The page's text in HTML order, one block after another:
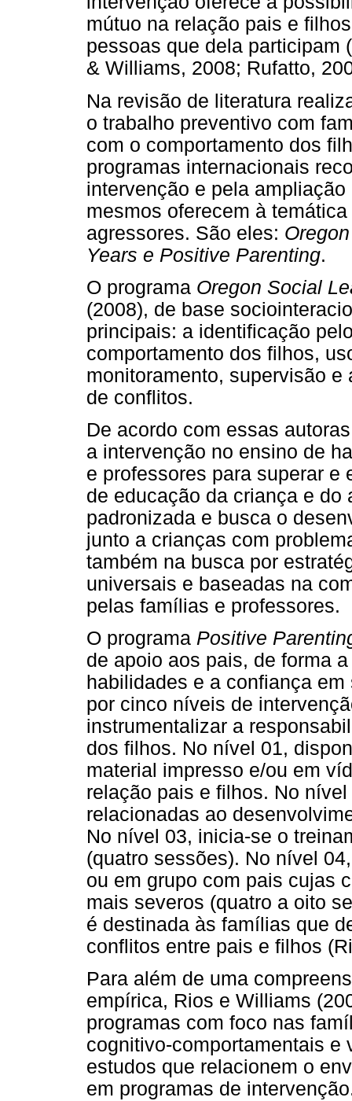
mútuo na relação pais e
pessoas que dela participam
& Williams, 2008; Rufatto,
Na revisão de literatura
o trabalho preventivo com
com o comportamento dos
programas internacionais
intervenção e pela
mesmos oferecem à
agressores. São eles:
Years e Positive Parenting.
O programa Oregon Social
(2008), de base
principais: a identificação
comportamento dos filhos,
monitoramento, supervisão
de conflitos.
De acordo com essas
a intervenção no ensino de
e professores para superar e
de educação da criança e do
padronizada e busca o
junto a crianças com
também na busca por
universais e baseadas na
pelas famílias e professores.
O programa Positive
de apoio aos pais, de forma
habilidades e a confiança
por cinco níveis de
instrumentalizar a
dos filhos. No nível 01,
material impresso e/ou em
relação pais e filhos. No
relacionadas ao
No nível 03, inicia-se o
(quatro sessões). No nível
ou em grupo com pais cujas
mais severos (quatro a oito
é destinada às famílias que
conflitos entre pais e filhos
Para além de uma
empírica, Rios e Williams
programas com foco nas
cognitivo-comportamentais e
estudos que relacionem o
em programas de